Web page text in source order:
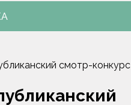
смотр-конкурс